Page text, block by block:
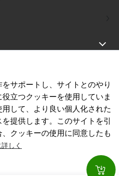
サポートし、サイトとのやり
立つクッキーを使用していま
して、より良い個人化された
提供します。このサイトを引
クッキーの使用に同意したも
しく